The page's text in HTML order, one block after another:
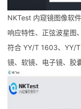
NKTest 内窥镜图像软
响应特性、正弦波星图
符合 YY/T 1603、YY/
镜、软镜、电子镜、胶